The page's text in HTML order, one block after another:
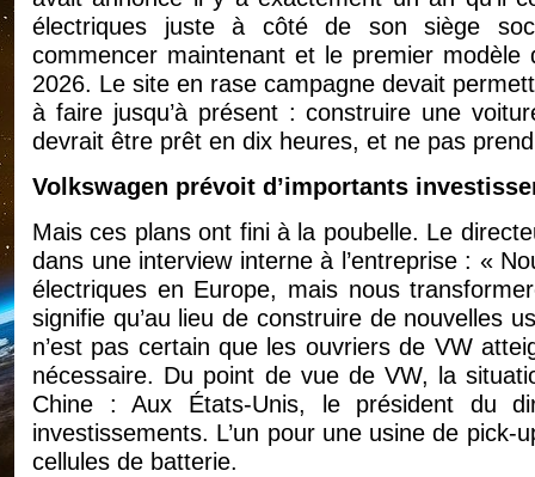
électriques juste à côté de son siège
commencer maintenant et le premier
2026. Le site en rase campagne devait
à faire jusqu’à présent : construire une
devrait être prêt en dix heures, et ne pas
Volkswagen prévoit d’importants
Mais ces plans ont fini à la poubelle. Le
dans une interview interne à l’entreprise : «
électriques en Europe, mais nous
signifie qu’au lieu de construire de nouvelles
n’est pas certain que les ouvriers de VW
nécessaire. Du point de vue de VW, la
Chine : Aux États-Unis, le président du
investissements. L’un pour une usine de pick-
cellules de batterie.